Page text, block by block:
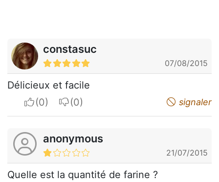
constasuc
07/08/2015
Délicieux et facile
I apreciateI do not appreciate signaler
anonymous
21/07/2015
Quelle est la quantité de farine ?